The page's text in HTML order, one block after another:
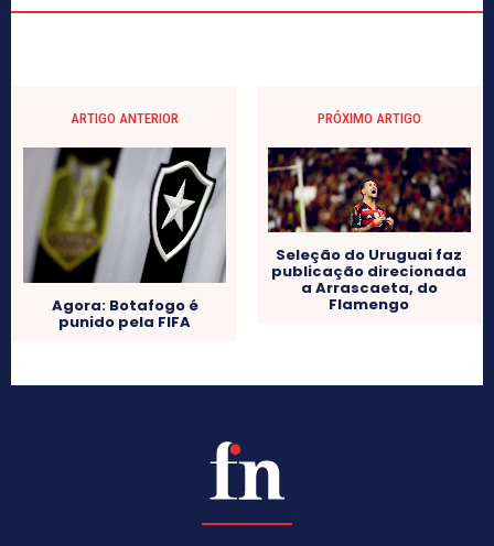
ARTIGO ANTERIOR
Agora: Botafogo é
punido pela FIFA
PRÓXIMO ARTIGO
Seleção do Uruguai faz
publicação direcionada
a Arrascaeta, do
Flamengo